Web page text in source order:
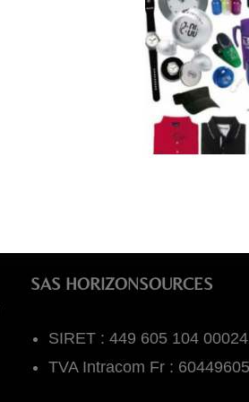
SAS HORIZONSOURCES
SIRET : 449 605 104 00024
TVA Intracom Fr :